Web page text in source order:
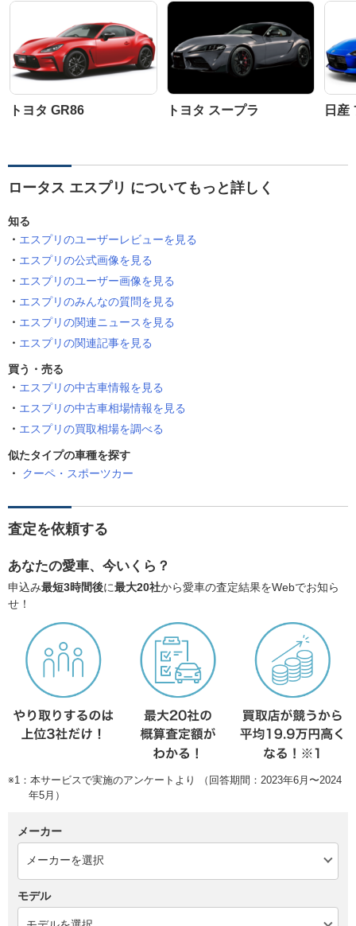
トヨタ GR86 トヨタ スープラ 日産
ロータス エスプリ についてもっと詳しく
知る
エスプリのユーザーレビューを見る
エスプリの公式画像を見る
エスプリのユーザー画像を見る
エスプリのみんなの質問を見る
エスプリの関連ニュースを見る
エスプリの関連記事を見る
買う・売る
エスプリの中古車情報を見る
エスプリの中古車相場情報を見る
エスプリの買取相場を調べる
似たタイプの車種を探す
クーペ・スポーツカー
査定を依頼する
あなたの愛車、今いくら？
申込み最短3時間後に最大20社から愛車の査定結果をWebでお知ら
せ！
※1：本サービスで実施のアンケートより （回答期間：2023年6月〜2024
年5月）
メーカー
モデル